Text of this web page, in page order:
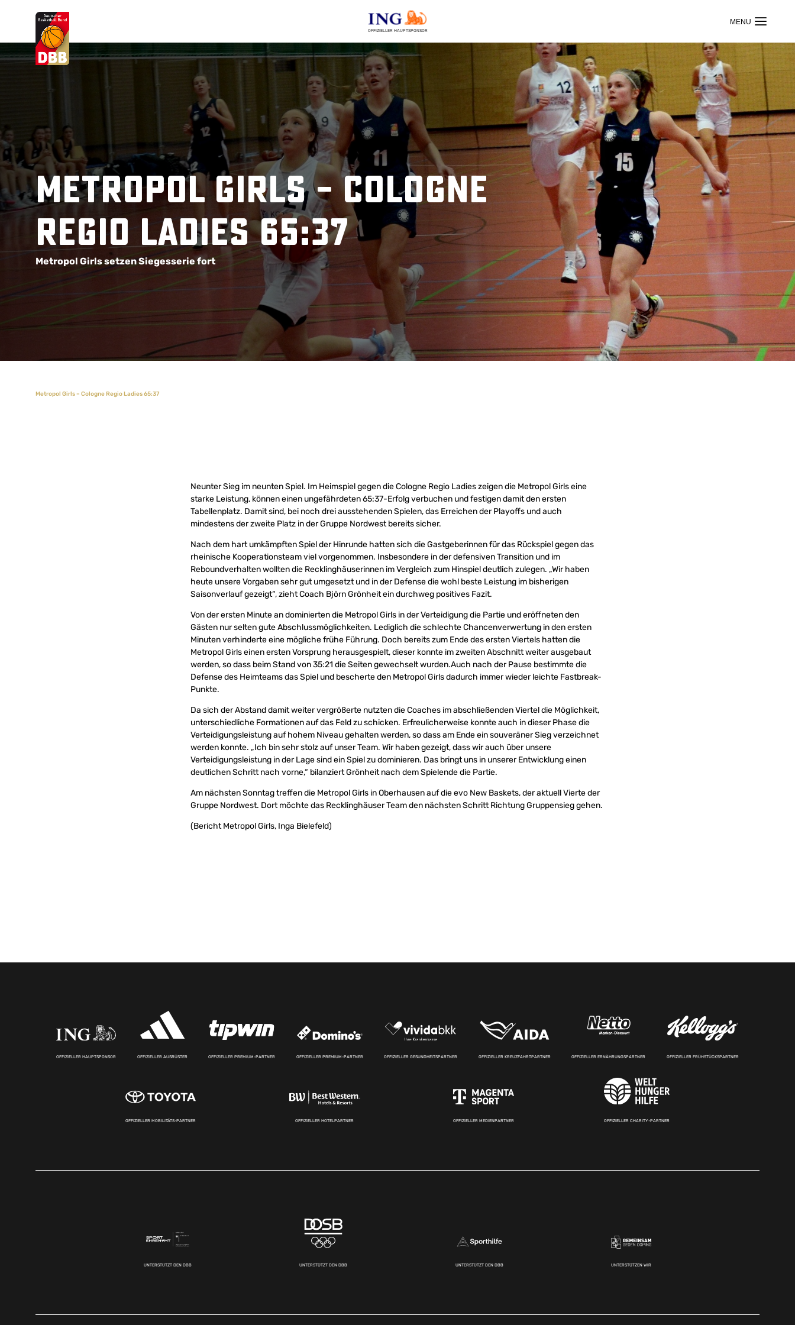
OFFIZIELLER HAUPTSPONSOR
Suchvorschläge
Metropol Girls – Cologne
Regio Ladies 65:37
Metropol Girls setzen Siegesserie fort
Metropol Girls – Cologne Regio Ladies 65:37
Neunter Sieg im neunten Spiel. Im Heimspiel gegen die Cologne Regio Ladies zeigen die Metropol Girls eine
starke Leistung, können einen ungefährdeten 65:37-Erfolg verbuchen und festigen damit den ersten
Tabellenplatz. Damit sind, bei noch drei ausstehenden Spielen, das Erreichen der Playoffs und auch
mindestens der zweite Platz in der Gruppe Nordwest bereits sicher.
Nach dem hart umkämpften Spiel der Hinrunde hatten sich die Gastgeberinnen für das Rückspiel gegen das
rheinische Kooperationsteam viel vorgenommen. Insbesondere in der defensiven Transition und im
Reboundverhalten wollten die Recklinghäuserinnen im Vergleich zum Hinspiel deutlich zulegen. „Wir haben
heute unsere Vorgaben sehr gut umgesetzt und in der Defense die wohl beste Leistung im bisherigen
Saisonverlauf gezeigt“, zieht Coach Björn Grönheit ein durchweg positives Fazit.
Von der ersten Minute an dominierten die Metropol Girls in der Verteidigung die Partie und eröffneten den
Gästen nur selten gute Abschlussmöglichkeiten. Lediglich die schlechte Chancenverwertung in den ersten
Minuten verhinderte eine mögliche frühe Führung. Doch bereits zum Ende des ersten Viertels hatten die
Metropol Girls einen ersten Vorsprung herausgespielt, dieser konnte im zweiten Abschnitt weiter ausgebaut
werden, so dass beim Stand von 35:21 die Seiten gewechselt wurden.Auch nach der Pause bestimmte die
Defense des Heimteams das Spiel und bescherte den Metropol Girls dadurch immer wieder leichte Fastbreak-
Punkte.
Da sich der Abstand damit weiter vergrößerte nutzten die Coaches im abschließenden Viertel die Möglichkeit,
unterschiedliche Formationen auf das Feld zu schicken. Erfreulicherweise konnte auch in dieser Phase die
Verteidigungsleistung auf hohem Niveau gehalten werden, so dass am Ende ein souveräner Sieg verzeichnet
werden konnte. „Ich bin sehr stolz auf unser Team. Wir haben gezeigt, dass wir auch über unsere
Verteidigungsleistung in der Lage sind ein Spiel zu dominieren. Das bringt uns in unserer Entwicklung einen
deutlichen Schritt nach vorne,“ bilanziert Grönheit nach dem Spielende die Partie.
Am nächsten Sonntag treffen die Metropol Girls in Oberhausen auf die evo New Baskets, der aktuell Vierte der
Gruppe Nordwest. Dort möchte das Recklinghäuser Team den nächsten Schritt Richtung Gruppensieg gehen.
(Bericht Metropol Girls, Inga Bielefeld)
OFFIZIELLER HAUPTSPONSOR OFFIZIELLER AUSRÜSTER OFFIZIELLER PREMIUM-PARTNER OFFIZIELLER PREMIUM-PARTNER OFFIZIELLER GESUNDHEITSPARTNER OFFIZIELLER KREUZFAHRTPARTNER OFFIZIELLER ERNÄHRUNGSPARTNER OFFIZIELLER FRÜHSTÜCKSPARTNER
OFFIZIELLER MOBILITÄTS-PARTNER OFFIZIELLER HOTELPARTNER OFFIZIELLER MEDIENPARTNER OFFIZIELLER CHARITY-PARTNER
UNTERSTÜTZT DEN DBB UNTERSTÜTZT DEN DBB UNTERSTÜTZT DEN DBB UNTERSTÜTZEN WIR